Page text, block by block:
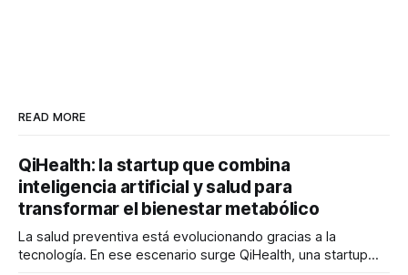
READ MORE
QiHealth: la startup que combina
inteligencia artificial y salud para
transformar el bienestar metabólico
La salud preventiva está evolucionando gracias a la
tecnología. En ese escenario surge QiHealth, una startup